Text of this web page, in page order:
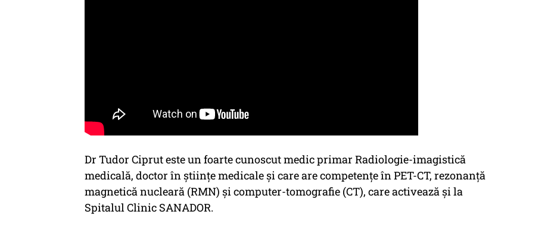
Dr Tudor Ciprut este un foarte cunoscut medic primar Radiologie-imagistică
medicală, doctor în științe medicale și care are competențe în PET-CT, rezonanță
magnetică nucleară (RMN) și computer-tomografie (CT), care activează și la
Spitalul Clinic SANADOR.